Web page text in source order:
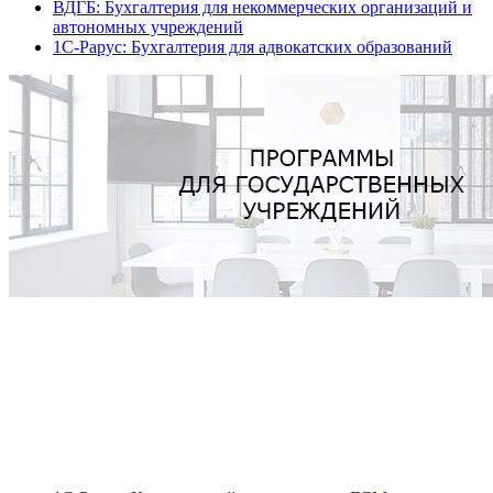
ВДГБ: Бухгалтерия для некоммерческих организаций и
автономных учреждений
1С-Рарус: Бухгалтерия для адвокатских образований